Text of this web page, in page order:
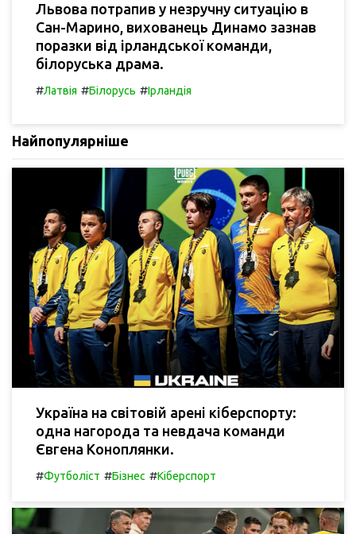
Львова потрапив у незручну ситуацію в
Сан-Марино, вихованець Динамо зазнав
поразки від ірландської команди,
білоруська драма.
#Латвія #Білорусь #Ірландія
Найпопулярніше
Україна на світовій арені кіберспорту:
одна нагорода та невдача команди
Євгена Коноплянки.
#Футболіст #Бізнес #Кіберспорт